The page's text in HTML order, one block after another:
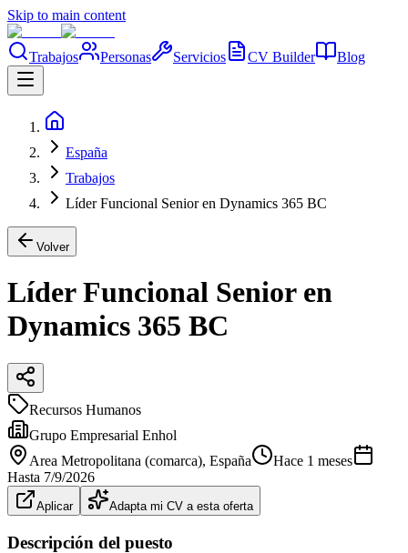
Skip to main content
Trabajos Personas Servicios CV Builder Blog
España
Trabajos
Líder Funcional Senior en Dynamics 365 BC
Volver
Líder Funcional Senior en
Dynamics 365 BC
Recursos Humanos
Grupo Empresarial Enhol
Area Metropolitana (comarca), España
Hace 1 meses
Hasta 7/9/2026
Aplicar Adapta mi CV a esta oferta
Descripción del puesto